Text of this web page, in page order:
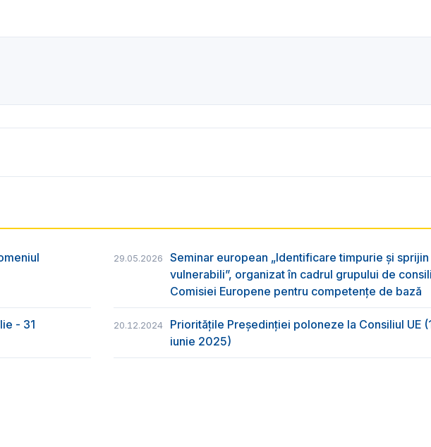
29.05.2026
Seminar european „Identificare timpurie și
vulnerabili”, organizat în cadrul grupului de
Comisiei Europene pentru competențe de bază
- 31
20.12.2024
Prioritățile Președinției poloneze la Consiliul UE
iunie 2025)